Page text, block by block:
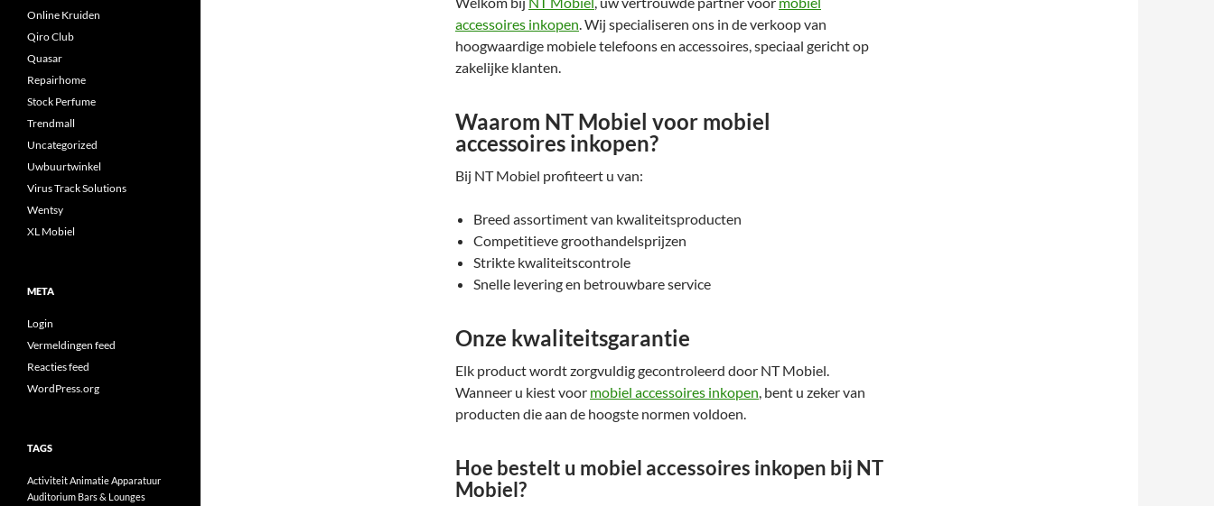
accessoires inkopen. Wij specialiseren ons in de verkoop van
hoogwaardige mobiele telefoons en accessoires, speciaal gericht op
zakelijke klanten.
Waarom NT Mobiel voor mobiel
accessoires inkopen?
Bij NT Mobiel profiteert u van:
Breed assortiment van kwaliteitsproducten
Competitieve groothandelsprijzen
Strikte kwaliteitscontrole
Snelle levering en betrouwbare service
Onze kwaliteitsgarantie
Elk product wordt zorgvuldig gecontroleerd door NT Mobiel.
Wanneer u kiest voor mobiel accessoires inkopen, bent u zeker van
producten die aan de hoogste normen voldoen.
Hoe bestelt u mobiel accessoires inkopen bij NT
Mobiel?
Online Kruiden
Qiro Club
Quasar
Repairhome
Stock Perfume
Trendmall
Uncategorized
Uwbuurtwinkel
Virus Track Solutions
Wentsy
XL Mobiel
META
Login
Vermeldingen feed
Reacties feed
WordPress.org
TAGS
ActiviteitAnimatieApparatuur
Auditorium Bars & Lounges